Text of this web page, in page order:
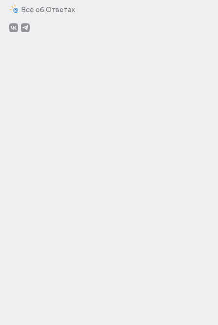
Всё об Ответах